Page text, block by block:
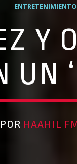
ENTRETENIMIENTO
Y
UN
HAAHIL